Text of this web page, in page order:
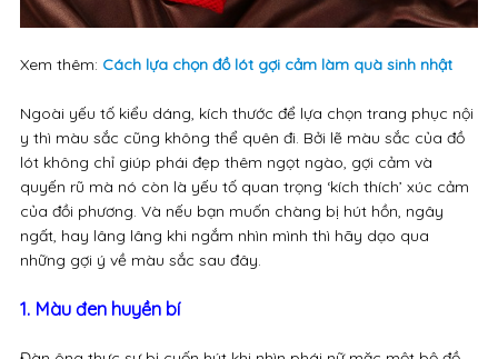
Xem thêm: Cách lựa chọn đồ lót gợi cảm làm quà sinh nhật
Ngoài yếu tố kiểu dáng, kích thước để lựa chọn trang phục nội
y thì màu sắc cũng không thể quên đi. Bởi lẽ màu sắc của đồ
lót không chỉ giúp phái đẹp thêm ngọt ngào, gợi cảm và
quyến rũ mà nó còn là yếu tố quan trọng ‘kích thích’ xúc cảm
của đồi phương. Và nếu bạn muốn chàng bị hút hồn, ngây
ngất, hay lâng lâng khi ngắm nhìn mình thì hãy dạo qua
những gợi ý về màu sắc sau đây.
1. Màu đen huyền bí